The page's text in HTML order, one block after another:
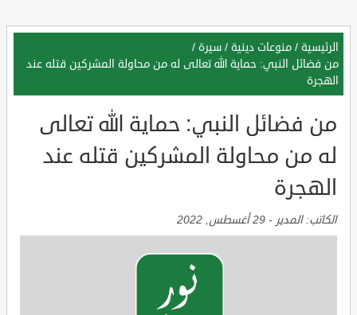
الرئيسية / منوعات دينية / سيرة /
من فضائل النبي: حماية الله تعالى له من محاولة المشركين قتله عند
الهجرة
من فضائل النبي: حماية الله تعالى
له من محاولة المشركين قتله عند
الهجرة
الكاتب:المدير - 29 أغسطس, 2022